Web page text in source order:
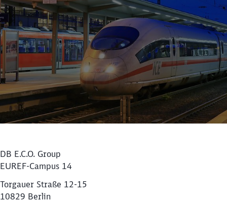
DB E.C.O. Group
EUREF-Campus 14
Torgauer Straße 12-15
10829 Berlin